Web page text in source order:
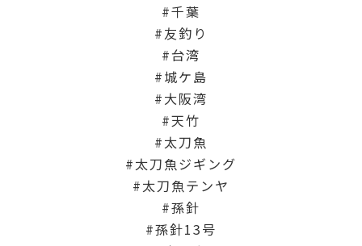
千葉
友釣り
台湾
城ケ島
大阪湾
天竹
太刀魚
太刀魚ジギング
太刀魚テンヤ
孫針
孫針13号